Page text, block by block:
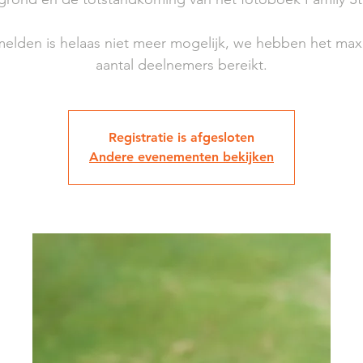
is helaas niet meer mogelijk, we hebben het
aantal deelnemers bereikt.
Registratie is afgesloten
Andere evenementen bekijken